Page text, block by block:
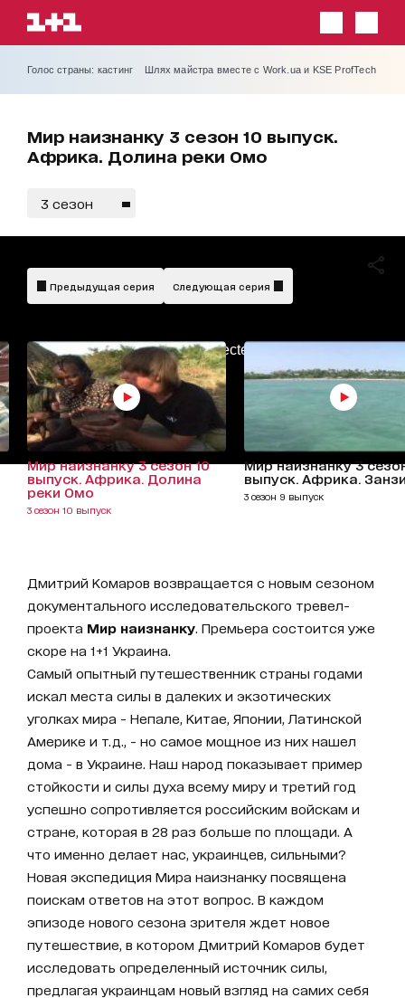
Голос страны: кастинг Шлях майстра вместе с Work.ua и KSE ProfTech
Мир наизнанку 3 сезон 10 выпуск.
Африка. Долина реки Омо
3 сезон
AdBlockDetected!
Предыдущая серия Следующая серия
Мир наизнанку 3 сезон 10
выпуск. Африка. Долина
реки Омо
3 сезон 10 выпуск
Мир наизнанку 3
выпуск. Африка.
3 сезон 9 выпуск
Дмитрий Комаров возвращается с новым сезоном
документального исследовательского тревел-
проекта Мир наизнанку . Премьера состоится уже
скоре на 1+1 Украина.
Самый опытный путешественник страны годами
искал места силы в далеких и экзотических
уголках мира - Непале, Китае, Японии, Латинской
Америке и т.д., - но самое мощное из них нашел
дома - в Украине. Наш народ показывает пример
стойкости и силы духа всему миру и третий год
успешно сопротивляется российским войскам и
стране, которая в 28 раз больше по площади. А
что именно делает нас, украинцев, сильными?
Новая экспедиция Мира наизнанку посвящена
поискам ответов на этот вопрос. В каждом
эпизоде нового сезона зрителя ждет новое
путешествие, в котором Дмитрий Комаров будет
исследовать определенный источник силы,
предлагая украинцам новый взгляд на самих себя